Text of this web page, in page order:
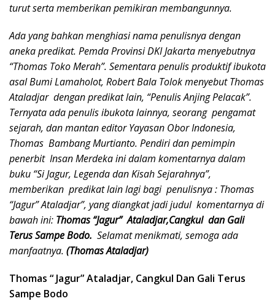
turut serta memberikan pemikiran membangunnya.
Ada yang bahkan menghiasi nama penulisnya dengan
aneka predikat. Pemda Provinsi DKI Jakarta menyebutnya
“Thomas Toko Merah”. Sementara penulis produktif ibukota
asal Bumi Lamaholot, Robert Bala Tolok menyebut Thomas
Ataladjar dengan predikat lain, “Penulis Anjing Pelacak”.
Ternyata ada penulis ibukota lainnya, seorang pengamat
sejarah, dan mantan editor Yayasan Obor Indonesia,
Thomas Bambang Murtianto. Pendiri dan pemimpin
penerbit Insan Merdeka ini dalam komentarnya dalam
buku “Si Jagur, Legenda dan Kisah Sejarahnya”,
memberikan predikat lain lagi bagi penulisnya : Thomas
“Jagur” Ataladjar”, yang diangkat jadi judul komentarnya di
bawah ini: Thomas “Jagur” Ataladjar,Cangkul dan Gali
Terus Sampe Bodo. Selamat menikmati, semoga ada
manfaatnya. (Thomas Ataladjar)
Thomas “ Jagur” Ataladjar, Cangkul Dan Gali Terus
Sampe Bodo